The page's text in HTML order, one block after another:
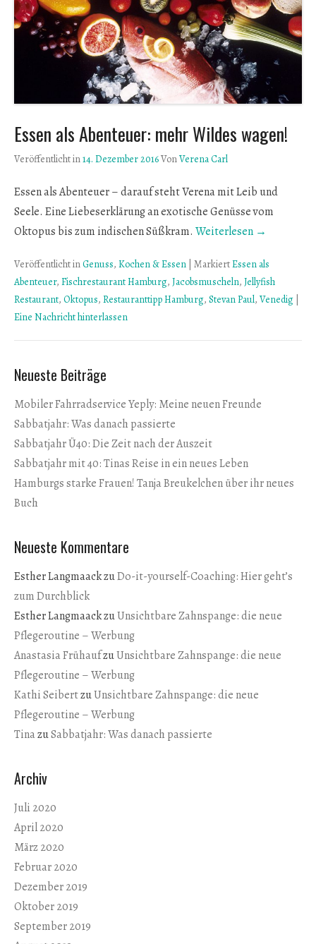
Essen als Abenteuer: mehr Wildes wagen!
Veröffentlicht in14. Dezember 2016VonVerena Carl
Essen als Abenteuer – darauf steht Verena mit Leib und
Seele. Eine Liebeserklärung an exotische Genüsse vom
Oktopus bis zum indischen Süßkram. Weiterlesen →
Veröffentlicht inGenuss, Kochen & Essen MarkiertEssen als
Abenteuer, Fischrestaurant Hamburg, Jacobsmuscheln, Jellyfish
Restaurant, Oktopus, Restauranttipp Hamburg, Stevan Paul, Venedig
Eine Nachricht hinterlassen
Neueste Beiträge
Mobiler Fahrradservice Yeply: Meine neuen Freunde
Sabbatjahr: Was danach passierte
Sabbatjahr Ü40: Die Zeit nach der Auszeit
Sabbatjahr mit 40: Tinas Reise in ein neues Leben
Hamburgs starke Frauen! Tanja Breukelchen über ihr neues
Buch
Neueste Kommentare
Esther LangmaackzuDo-it-yourself-Coaching: Hier geht’s
zum Durchblick
Esther LangmaackzuUnsichtbare Zahnspange: die neue
Pflegeroutine – Werbung
Anastasia FrühaufzuUnsichtbare Zahnspange: die neue
Pflegeroutine – Werbung
Kathi SeibertzuUnsichtbare Zahnspange: die neue
Pflegeroutine – Werbung
TinazuSabbatjahr: Was danach passierte
Archiv
Juli 2020
April 2020
März 2020
Februar 2020
Dezember 2019
Oktober 2019
September 2019